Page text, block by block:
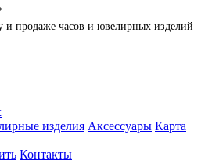
и продаже часов и ювелирных изделий
изделия Аксессуары Карта
Контакты